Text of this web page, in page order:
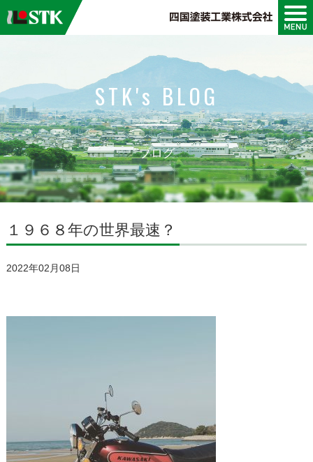
設備紹介 STK's BLOG
ブログ
１９６８年の世界最速？
2022年02月08日